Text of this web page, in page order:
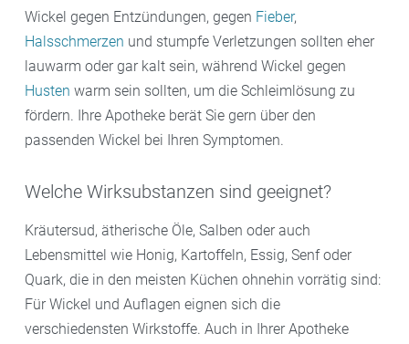
Wickel gegen Entzündungen, gegen Fieber,
Halsschmerzen und stumpfe Verletzungen sollten eher
lauwarm oder gar kalt sein, während Wickel gegen
Husten warm sein sollten, um die Schleimlösung zu
fördern. Ihre Apotheke berät Sie gern über den
passenden Wickel bei Ihren Symptomen.
Welche Wirksubstanzen sind geeignet?
Kräutersud, ätherische Öle, Salben oder auch
Lebensmittel wie Honig, Kartoffeln, Essig, Senf oder
Quark, die in den meisten Küchen ohnehin vorrätig sind:
Für Wickel und Auflagen eignen sich die
verschiedensten Wirkstoffe. Auch in Ihrer Apotheke